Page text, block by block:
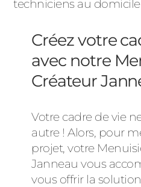
techniciens au
Créez votre
avec notre
Créateur
Votre cadre de vie
autre ! Alors, pour
projet, votre
Janneau vous
vous offrir la